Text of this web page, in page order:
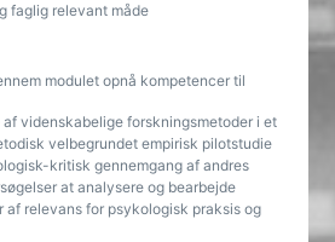
faglig relevant måde
modulet opnå kompetencer til
videnskabelige forskningsmetoder i et
velbegrundet empirisk pilotstudie
kritisk gennemgang af andres
at analysere og bearbejde
af relevans for psykologisk praksis og